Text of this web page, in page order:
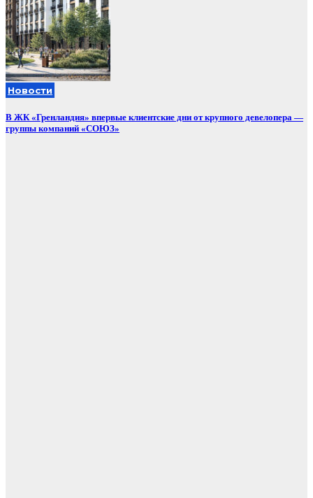
Новости
В ЖК «Гренландия» впервые клиентские дни от крупного девелопера —
группы компаний «СОЮЗ»